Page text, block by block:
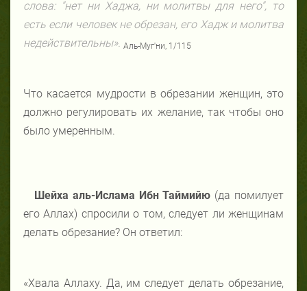
слова: "нет ни Хаджа, ни молитвы для него", то
есть если человек не обрезан, его Хадж и молитва
недействительны». Аль-Муг'ни, 1/115
Что касается мудрости в обрезании женщин, это
должно регулировать их желание, так чтобы оно
было умеренным.
Шейха аль-Ислама Ибн Таймийю (да помилует
его Аллах) спросили о том, следует ли женщинам
делать обрезание? Он ответил:
«Хвала Аллаху. Да, им следует делать обрезание,